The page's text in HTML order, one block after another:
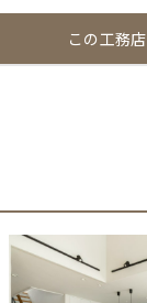
この工務